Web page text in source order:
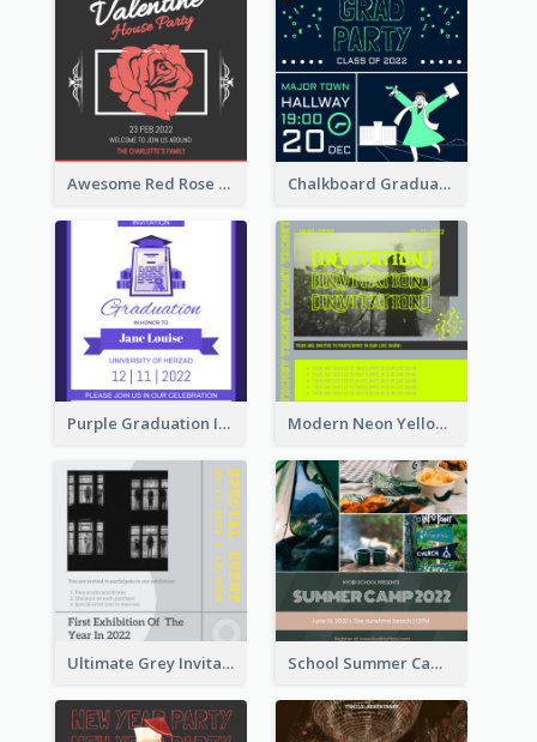
Awesome Red Rose Valentine Celebration Invitation Chalkboard Graduation Party Invitation
Purple Graduation Invitation Modern Neon Yellow Live Band Invitation Design Idea
Ultimate Grey Invitation Design Template School Summer Camp Invitation